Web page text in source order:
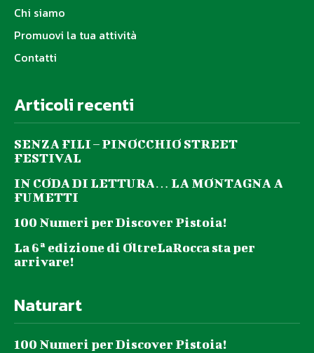
Chi siamo
Promuovi la tua attività
Contatti
Articoli recenti
SENZA FILI – PINOCCHIO STREET
FESTIVAL
IN CODA DI LETTURA… LA MONTAGNA A
FUMETTI
100 Numeri per Discover Pistoia!
La 6ª edizione di OltreLaRocca sta per
arrivare!
Naturart
100 Numeri per Discover Pistoia!